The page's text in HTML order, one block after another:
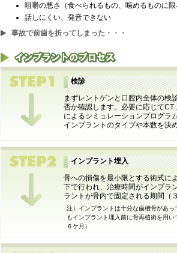
咀嚼の悪さ（食べられるもの、噛めるものに限
話しにくい、発音できない
事故で前歯を折ってしまった・・・
検診
まずレントゲンと口腔内全体の検
否か確認します。必要に応じて
によるシミュレーションプログラ
インプラントのタイプや本数を決め
インプラント埋入
骨への損傷を最小限とする術式に
下で行われ、治療時間がインプラ
ラントが骨内で固定される期間（
注）インプラントは十分な歯槽骨があ
もインプラント埋入前に骨再植術を用
６ケ月）